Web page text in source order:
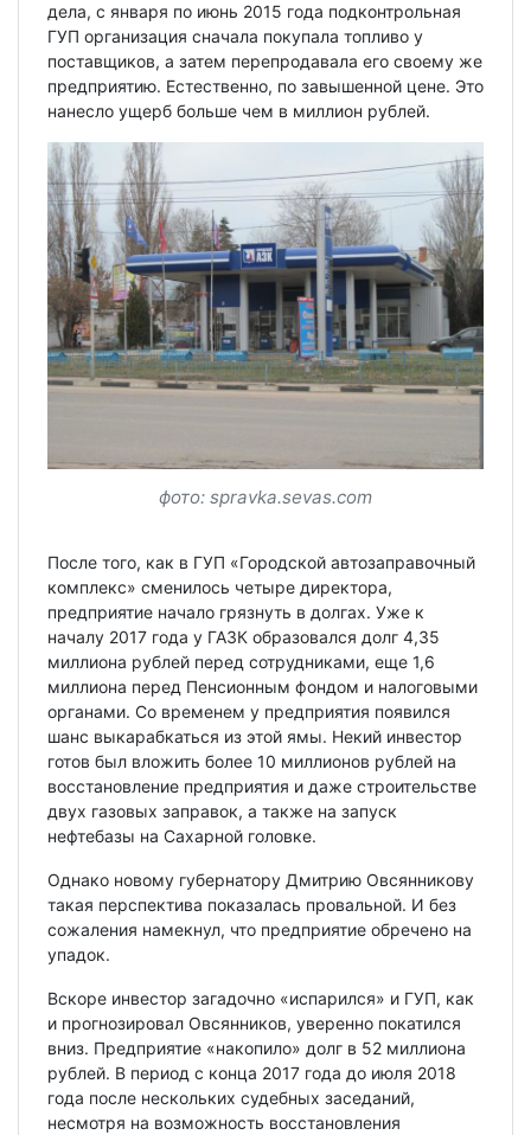
дела, с января по июнь 2015 года подконтрольная
ГУП организация сначала покупала топливо у
поставщиков, а затем перепродавала его своему же
предприятию. Естественно, по завышенной цене. Это
нанесло ущерб больше чем в миллион рублей.
фото: spravka.sevas.com
После того, как в ГУП «Городской автозаправочный
комплекс» сменилось четыре директора,
предприятие начало грязнуть в долгах. Уже к
началу 2017 года у ГАЗК образовался долг 4,35
миллиона рублей перед сотрудниками, еще 1,6
миллиона перед Пенсионным фондом и налоговыми
органами. Со временем у предприятия появился
шанс выкарабкаться из этой ямы. Некий инвестор
готов был вложить более 10 миллионов рублей на
восстановление предприятия и даже строительстве
двух газовых заправок, а также на запуск
нефтебазы на Сахарной головке.
Однако новому губернатору Дмитрию Овсянникову
такая перспектива показалась провальной. И без
сожаления намекнул, что предприятие обречено на
упадок.
Вскоре инвестор загадочно «испарился» и ГУП, как
и прогнозировал Овсянников, уверенно покатился
вниз. Предприятие «накопило» долг в 52 миллиона
рублей. В период с конца 2017 года до июля 2018
года после нескольких судебных заседаний,
несмотря на возможность восстановления